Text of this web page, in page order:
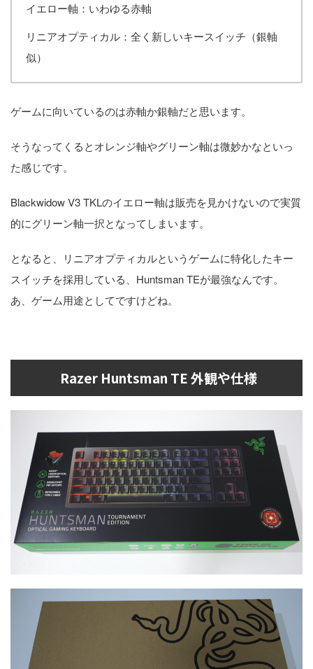
イエロー軸：いわゆる赤軸
リニアオプティカル：全く新しいキースイッチ（銀軸
似）
ゲームに向いているのは赤軸か銀軸だと思います。
そうなってくるとオレンジ軸やグリーン軸は微妙かなといっ
た感じです。
Blackwidow V3 TKLのイエロー軸は販売を見かけないので実質
的にグリーン軸一択となってしまいます。
となると、リニアオプティカルというゲームに特化したキー
スイッチを採用している、Huntsman TEが最強なんです。
あ、ゲーム用途としてですけどね。
Razer Huntsman TE 外観や仕様